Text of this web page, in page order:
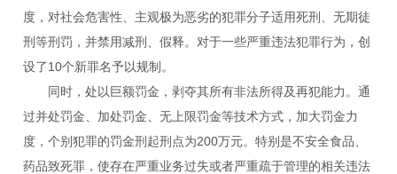
度，对社会危害性、主观极为恶劣的犯罪分子适用死刑、无期徒
刑等刑罚，并禁用减刑、假释。对于一些严重违法犯罪行为，创
设了10个新罪名予以规制。
同时，处以巨额罚金，剥夺其所有非法所得及再犯能力。通
过并处罚金、加处罚金、无上限罚金等技术方式，加大罚金力
度，个别犯罪的罚金刑起刑点为200万元。特别是不安全食品、
药品致死罪，使存在严重业务过失或者严重疏于管理的相关违法